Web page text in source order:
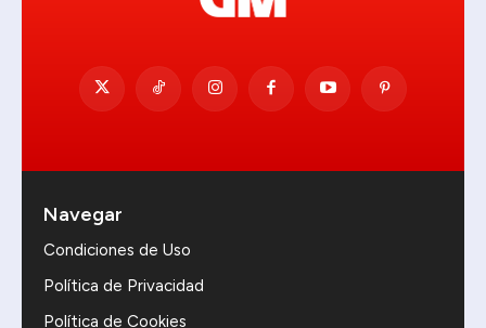
Navegar
Condiciones de Uso
Política de Privacidad
Política de Cookies